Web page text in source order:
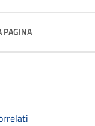
PAGINA